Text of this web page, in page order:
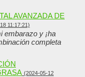
AVANZADA DE
11:17:21)
embarazo y ¡ha
completa
(2024-05-12